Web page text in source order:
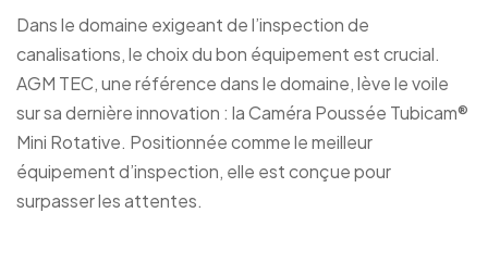
Dans le domaine exigeant de l’inspection de
canalisations, le choix du bon équipement est crucial.
AGM TEC, une référence dans le domaine, lève le voile
sur sa dernière innovation : la Caméra Poussée Tubicam®
Mini Rotative. Positionnée comme le meilleur
équipement d’inspection, elle est conçue pour
surpasser les attentes.